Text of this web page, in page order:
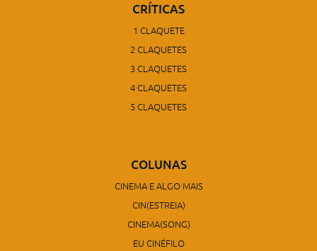
CRÍTICAS
1 CLAQUETE
2 CLAQUETES
3 CLAQUETES
4 CLAQUETES
5 CLAQUETES
COLUNAS
CINEMA E ALGO MAIS
CIN(ESTREIA)
CINEMA(SONG)
EU CINÉFILO